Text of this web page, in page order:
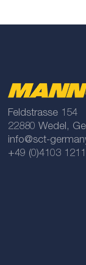
Feldstrasse 154
22880 Wedel,
info@sct-
+49 (0)4103